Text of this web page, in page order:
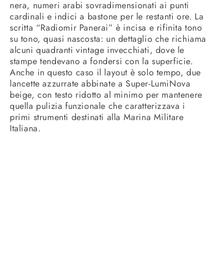
nera, numeri arabi sovradimensionati ai punti
cardinali e indici a bastone per le restanti ore. La
scritta “Radiomir Panerai” è incisa e rifinita tono
su tono, quasi nascosta: un dettaglio che richiama
alcuni quadranti vintage invecchiati, dove le
stampe tendevano a fondersi con la superficie.
Anche in questo caso il layout è solo tempo, due
lancette azzurrate abbinate a Super-LumiNova
beige, con testo ridotto al minimo per mantenere
quella pulizia funzionale che caratterizzava i
primi strumenti destinati alla Marina Militare
Italiana.